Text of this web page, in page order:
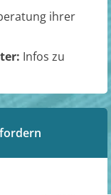
ihrer
Infos zu